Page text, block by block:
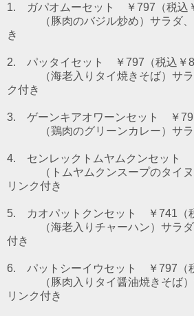
1. ガパオムーセット ￥797（税込
（豚肉のバジル炒め） サラダ
き
2. パッタイセット ￥797（税込￥
（海老入りタイ焼きそば） サ
ク付き
3. ゲーンキアオワーンセット ￥
（鶏肉のグリーンカレー） サ
4. センレックトムヤムクンセット
（トムヤムクンスープのタイヌ
リンク付き
5. カオパットクンセット ￥741（
（海老入りチャーハン）サラダ
付き
6. パットシーイウセット ￥797（
（豚肉入りタイ醤油焼きそば）
リンク付き